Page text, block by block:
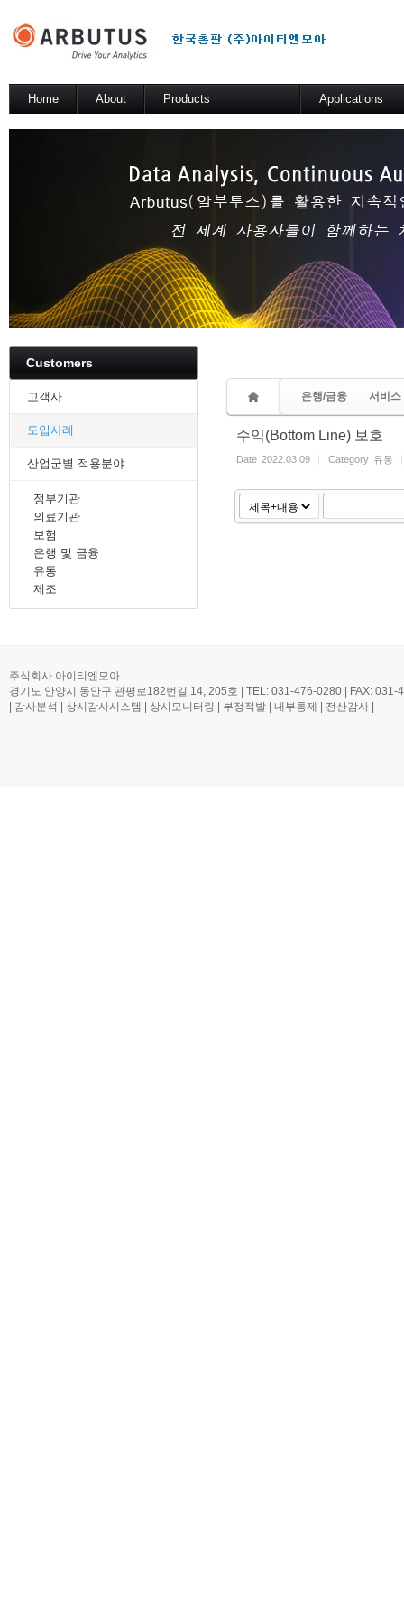
Home About Products
SmartLink for SAP
Results Manager
WebConnect
SmartApps
Arbutus Data Story
Applications
Customers
고객사
도입사례
산업군별 적용분야
정부기관
의료기관
보험
은행 및 금융
유통
제조
은행/금융 서비스
수익(Bottom Line) 보호
Date 2022.03.09 Category 유통
주식회사 아이티엔모아
경기도 안양시 동안구 관평로182번길 14, 205호 | TEL: 031-476-0280 | FAX:
| 감사분석 | 상시감사시스템 | 상시모니터링 | 부정적발 | 내부통제 | 전산감사 |
Sketchbook5, 스케치북5
Sketchbook5, 스케치북5